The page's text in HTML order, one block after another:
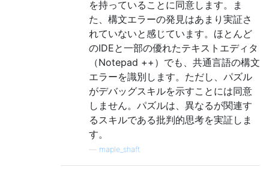
を持っていることに同意します。ま
た、構文エラーの発見はあまり実証さ
れていないと感じています。ほとんど
のIDEと一部の優れたテキストエディタ
（Notepad ++）でも、共通言語の構文
エラーを識別します。ただし、パズル
がデバッグスキルを示すことには同意
しません。パズルは、異なるが関連す
るスキルである批判的思考を実証しま
す。
maple_shaft